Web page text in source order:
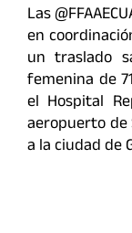
Las
en
un traslado
femenina de
el Hospital
aeropuerto
a la ciudad de